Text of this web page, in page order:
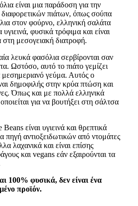
είναι μια παράδοση για την
πιάτων, όπως σούπα
στον φούρνο, ελληνική σαλάτα
φυσικά τρόφιμα και είναι
στη μεσογειακή διατροφή.
λευκά φασόλια σερβίρονται σαν
Ωστόσο, αυτό το πιάτο γεμίζει
μεσημεριανό γεύμα. Αυτός ο
δημοφιλής στην κρύα πτώση και
Όπως και με πολλά ελληνικά
για να βουτήξει στη σάλτσα
είναι υγιεινά και θρεπτικά
πηγή αντιοξειδωτικών από ντομάτες
λαχανικά και είναι επίσης
και vegans εάν εξαιρούνται τα
100% φυσικά, δεν είναι ένα
προϊόν.